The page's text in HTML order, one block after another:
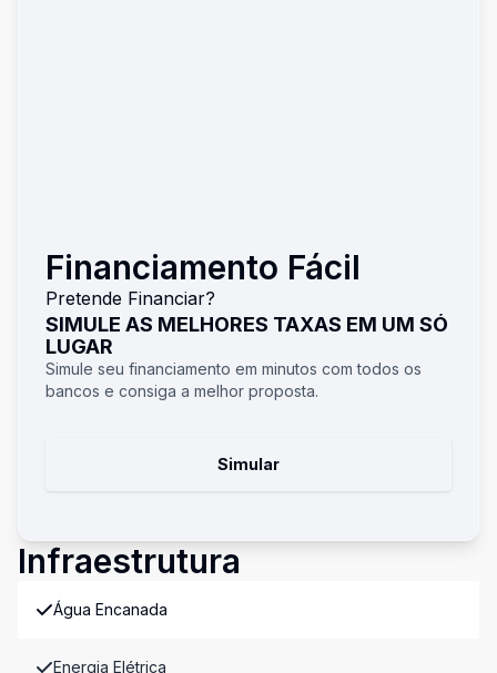
Financiamento Fácil
Pretende Financiar?
SIMULE AS MELHORES TAXAS EM UM SÓ
LUGAR
Simule seu financiamento em minutos com todos os
bancos e consiga a melhor proposta.
Simular
Infraestrutura
Água Encanada
Energia Elétrica